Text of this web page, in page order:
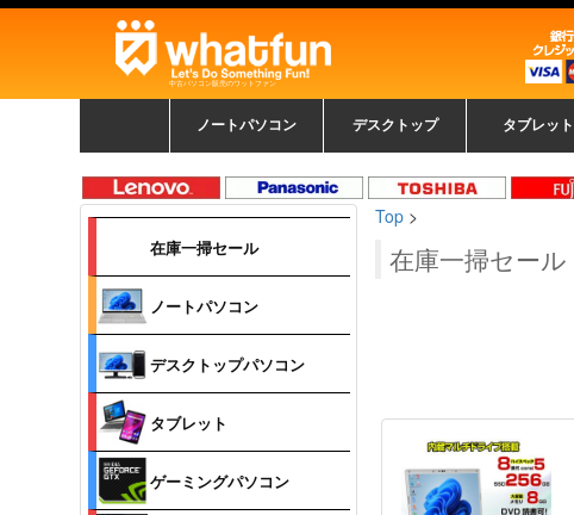
中古パソコン販売のワットファン
ノートパソコン
覧
パソコン
ッカード
デスクトップ
中古デスクトップ一覧
新品デスクトップ一
ゲーミングパソコン
トレーディングパソ
ッカード
タブレット
Top >
在庫一掃セール
在庫一掃セール
ノートパソコン
デスクトップパソコン
タブレット
ゲーミングパソコン